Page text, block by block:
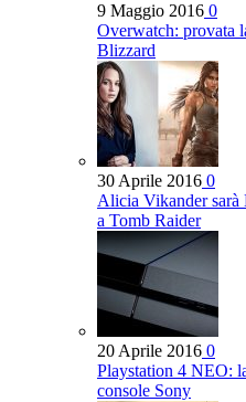
9 Maggio 2016 0
Overwatch: provata
Blizzard
30 Aprile 2016 0
Alicia Vikander
a Tomb Raider
20 Aprile 2016 0
Playstation 4 NEO:
console Sony